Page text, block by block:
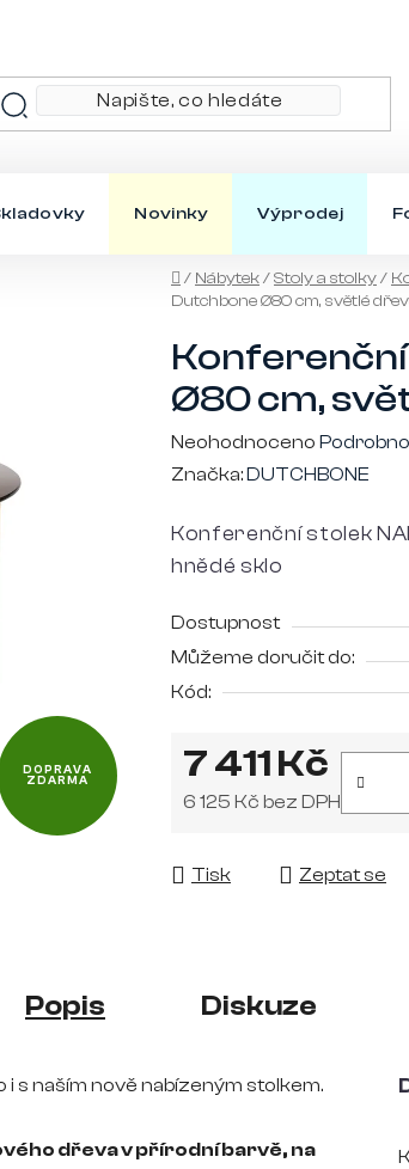
Novinky Výprodej
Domů
/ Nábytek/Stoly a stolky/
Dutchbone Ø80 cm, světlé
Ø80 cm,
Průměrné
hodnocení
je
0,0
5
hvězdiček.
Neohodnoceno
Značka:DUTCHBONE
Konferenční stolek
hnědé sklo
Dostupnost
Můžeme doručit do:
Kód:
7 411 Kč
6 125 Kč bez DPH
Tisk Zeptat se
DOPRAVA
ZDARMA
Popis Diskuze
i s naším nově nabízeným stolkem.
dřeva v přírodní barvě, na